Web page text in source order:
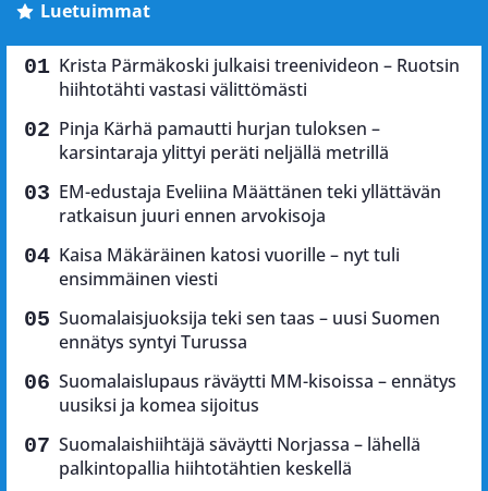
Luetuimmat
Krista Pärmäkoski julkaisi treenivideon – Ruotsin
hiihtotähti vastasi välittömästi
Pinja Kärhä pamautti hurjan tuloksen –
karsintaraja ylittyi peräti neljällä metrillä
EM-edustaja Eveliina Määttänen teki yllättävän
ratkaisun juuri ennen arvokisoja
Kaisa Mäkäräinen katosi vuorille – nyt tuli
ensimmäinen viesti
Suomalaisjuoksija teki sen taas – uusi Suomen
ennätys syntyi Turussa
Suomalaislupaus räväytti MM-kisoissa – ennätys
uusiksi ja komea sijoitus
Suomalaishiihtäjä säväytti Norjassa – lähellä
palkintopallia hiihtotähtien keskellä